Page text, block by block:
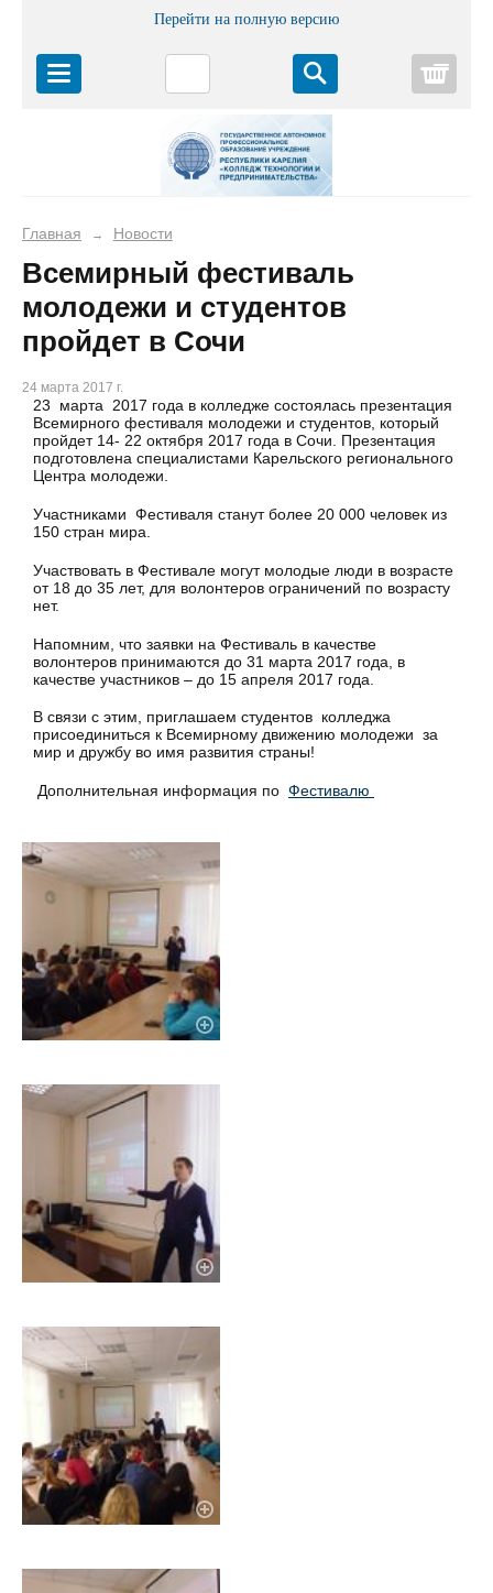
Перейти на полную версию
Главная → Новости
Всемирный фестиваль
молодежи и студентов
пройдет в Сочи
24 марта 2017 г.
23 марта 2017 года в колледже состоялась презентация
Всемирного фестиваля молодежи и студентов, который
пройдет 14- 22 октября 2017 года в Сочи. Презентация
подготовлена специалистами Карельского регионального
Центра молодежи.
Участниками Фестиваля станут более 20 000 человек из
150 стран мира.
Участвовать в Фестивале могут молодые люди в возрасте
от 18 до 35 лет, для волонтеров ограничений по возрасту
нет.
Напомним, что заявки на Фестиваль в качестве
волонтеров принимаются до 31 марта 2017 года, в
качестве участников – до 15 апреля 2017 года.
В связи с этим, приглашаем студентов колледжа
присоединиться к Всемирному движению молодежи за
мир и дружбу во имя развития страны!
Дополнительная информация по Фестивалю